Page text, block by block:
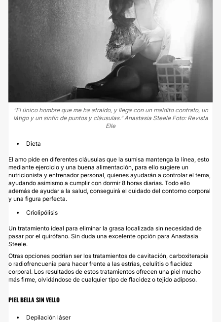
"El único hombre que me ha atraído, y llega con un maldito contrato, un
látigo y un sinfín de puntos y cláusulas." Anastasia Steele Foto: Revista
Elle
Dieta
El amo pide en diferentes cláusulas que la sumisa mantenga la línea, esto
mediante ejercicio y una buena alimentación, para ello sugiere un
nutricionista y entrenador personal, quienes ayudarán a controlar el tema,
ayudando asimismo a cumplir con dormir 8 horas diarias. Todo ello
además de ayudar a la salud, conseguirá el cuidado del contorno corporal
y una figura perfecta.
Criolipólisis
Un tratamiento ideal para eliminar la grasa localizada sin necesidad de
pasar por el quirófano. Sin duda una excelente opción para Anastasia
Steele.
Otras opciones podrían ser los tratamientos de cavitación, carboxiterapia
o radiofrencuenia para hacer frente a las estrías, celulitis o flacidez
corporal. Los resultados de estos tratamientos ofrecen una piel mucho
más firme, olvidándose de cualquier tipo de flacidez o tejido adiposo.
PIEL BELLA SIN VELLO
Depilación láser